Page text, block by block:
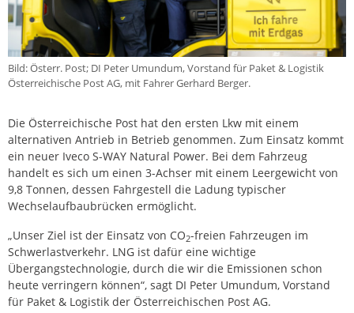
Bild: Österr. Post; DI Peter Umundum, Vorstand für Paket & Logistik
Österreichische Post AG, mit Fahrer Gerhard Berger.
Die Österreichische Post hat den ersten Lkw mit einem
alternativen Antrieb in Betrieb genommen. Zum Einsatz kommt
ein neuer Iveco S-WAY Natural Power. Bei dem Fahrzeug
handelt es sich um einen 3-Achser mit einem Leergewicht von
9,8 Tonnen, dessen Fahrgestell die Ladung typischer
Wechselaufbaubrücken ermöglicht.
„Unser Ziel ist der Einsatz von CO2-freien Fahrzeugen im
Schwerlastverkehr. LNG ist dafür eine wichtige
Übergangstechnologie, durch die wir die Emissionen schon
heute verringern können“, sagt DI Peter Umundum, Vorstand
für Paket & Logistik der Österreichischen Post AG.